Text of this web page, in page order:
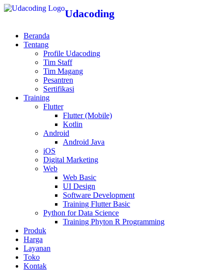
Udacoding
Beranda
Tentang
Profile Udacoding
Tim Staff
Tim Magang
Pesantren
Sertifikasi
Training
Flutter
Flutter (Mobile)
Kotlin
Android
Android Java
iOS
Digital Marketing
Web
Web Basic
UI Design
Software Development
Training Flutter Basic
Python for Data Science
Training Phyton R Programming
Produk
Harga
Layanan
Toko
Kontak